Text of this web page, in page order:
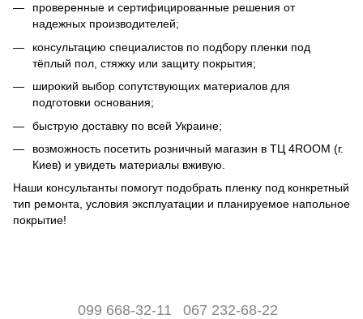
проверенные и сертифицированные решения от
надежных производителей;
консультацию специалистов по подбору пленки под
тёплый пол, стяжку или защиту покрытия;
широкий выбор сопутствующих материалов для
подготовки основания;
быструю доставку по всей Украине;
возможность посетить розничный магазин в ТЦ 4ROOM (г.
Киев) и увидеть материалы вживую.
Наши консультанты помогут подобрать пленку под конкретный
тип ремонта, условия эксплуатации и планируемое напольное
покрытие!
099 668-32-11 067 232-68-22